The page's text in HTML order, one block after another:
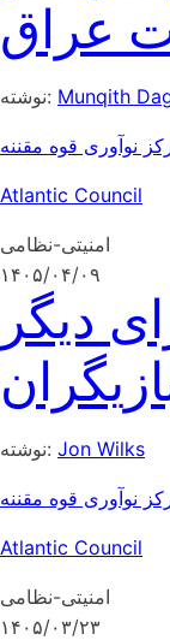
عراق
نوشته: Munqith
نوآوری قوه مقننه
Atlantic Council
امنیتی-نظامی
۱۴۰۵/۰۴/۰۹
دیگر
نوشته: Jon Wilks
نوآوری قوه مقننه
Atlantic Council
امنیتی-نظامی
۱۴۰۵/۰۳/۲۳